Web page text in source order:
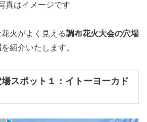
真はイメージです
火がよく見える調布花火大会の穴場
を紹介いたします。
スポット１：イトーヨーカド